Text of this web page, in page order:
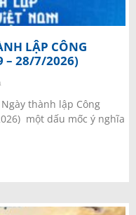
LẬP CÔNG
– 28/7/2026)
thành lập Công
một dấu mốc ý nghĩa